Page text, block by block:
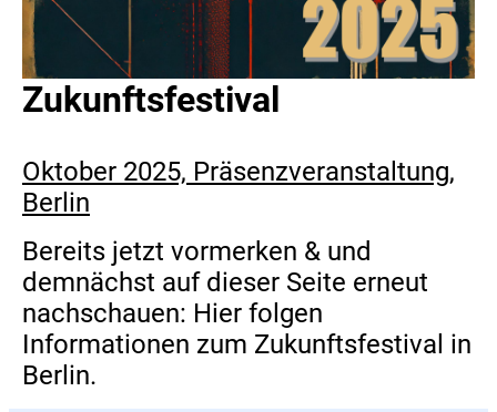
Zukunftsfestival
Oktober 2025, Präsenzveranstaltung,
Berlin
Bereits jetzt vormerken & und
demnächst auf dieser Seite erneut
nachschauen: Hier folgen
Informationen zum Zukunftsfestival in
Berlin.